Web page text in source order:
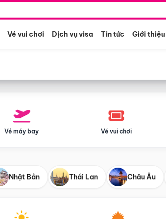
Vé vui chơi Dịch vụ visa Tin tức Giới thiệu
Vé máy bay Vé vui chơi
Nhật Bản Thái Lan Châu Âu